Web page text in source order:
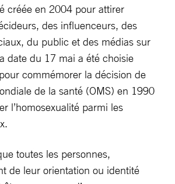
créée en 2004 pour attirer
des influenceurs, des
du public et des médias sur
date du 17 mai a été choisie
commémorer la décision de
de la santé (OMS) en 1990
l’homosexualité parmi les
toutes les personnes,
de leur orientation ou identité